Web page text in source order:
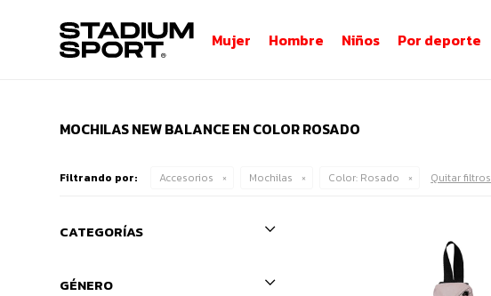
Mujer Hombre Niños Por deporte
MOCHILAS NEW BALANCE EN COLOR ROSADO
Filtrando por: Accesorios Mochilas Color: Rosado Quitar filtros
CATEGORÍAS
GÉNERO